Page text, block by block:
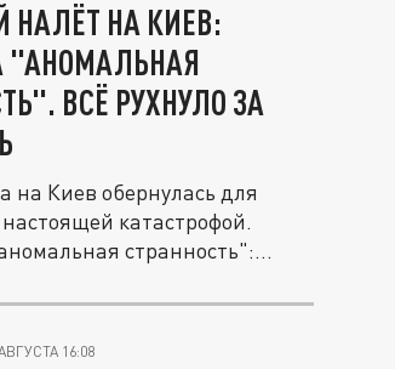
НАЛЁТ НА КИЕВ:
ВСЁ РУХНУЛО ЗА
на Киев обернулась для
катастрофой.
странность":...
16:08